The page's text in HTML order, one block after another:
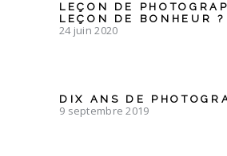
LEÇON DE
LEÇON DE BONHEUR ?
24 juin 2020
DIX ANS DE
9 septembre 2019